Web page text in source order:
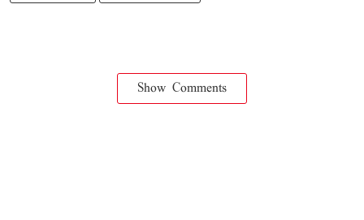
Show Comments